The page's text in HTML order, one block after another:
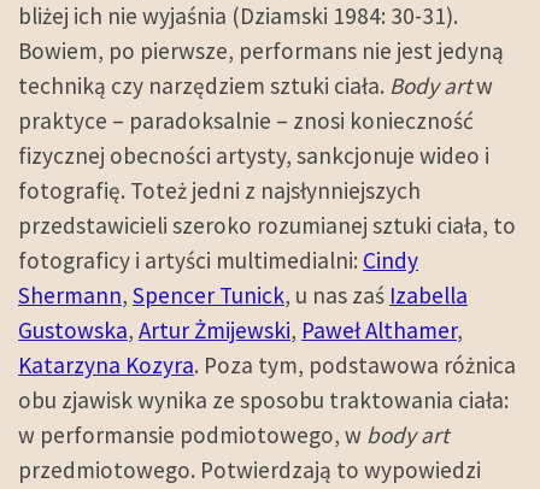
bliżej ich nie wyjaśnia (Dziamski 1984: 30-31).
Bowiem, po pierwsze, performans nie jest jedyną
techniką czy narzędziem sztuki ciała. Body artw
praktyce – paradoksalnie – znosi konieczność
fizycznej obecności artysty, sankcjonuje wideo i
fotografię. Toteż jedni z najsłynniejszych
przedstawicieli szeroko rozumianej sztuki ciała, to
fotograficy i artyści multimedialni: Cindy
Shermann, Spencer Tunick, u nas zaś Izabella
Gustowska, Artur Żmijewski, Paweł Althamer,
Katarzyna Kozyra. Poza tym, podstawowa różnica
obu zjawisk wynika ze sposobu traktowania ciała:
w performansie podmiotowego, w body art
przedmiotowego. Potwierdzają to wypowiedzi